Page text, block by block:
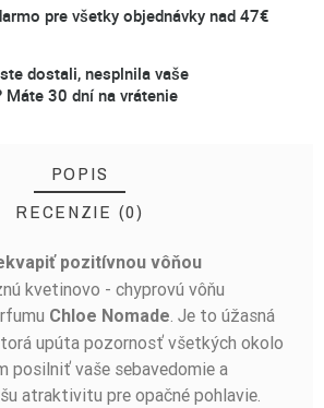
pre všetky objednávky nad 47€
dostali, nesplnila vaše
Máte 30 dní na vrátenie
POPIS
RECENZIE (0)
pozitívnou vôňou
kvetinovo - chyprovú vôňu
Chloe Nomade . Je to úžasná
upúta pozornosť všetkých okolo
posilniť vaše sebavedomie a
atraktivitu pre opačné pohlavie.
NAPÍŠE RECENZIU!